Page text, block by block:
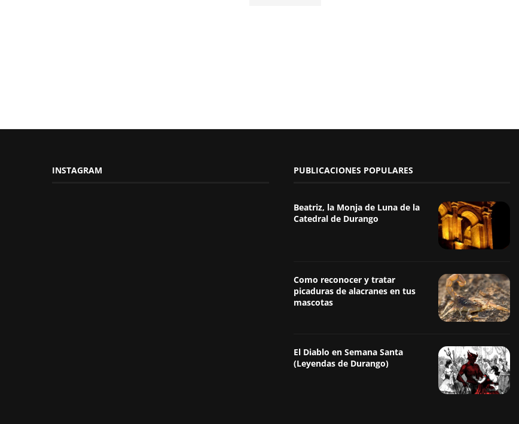
INSTAGRAM PUBLICACIONES POPULARES
Beatriz, la Monja de Luna de la
Catedral de Durango
Como reconocer y tratar
picaduras de alacranes en tus
mascotas
El Diablo en Semana Santa
(Leyendas de Durango)